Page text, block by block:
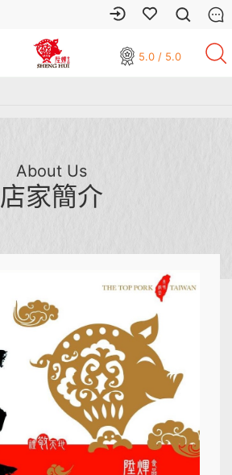
5.0 / 5.0
About Us
店家簡介